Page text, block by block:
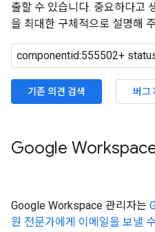
출할 수 있습니다. 중요하다고
을 최대한 구체적으로 설명해
기존 의견 검색 버그
Google Workspace
Google Workspace 관리자는
원 전문가에게 이메일을 보낼